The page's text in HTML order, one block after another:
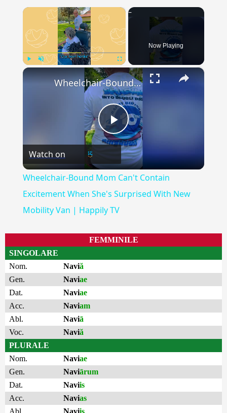
×
Fullscreen
Now Playing
×
Play
Video
Wheelchair-Bound Mom Can't Contain Excitement When She's Surprised With New Mobility Van | Happily TV
Watch on
Wheelchair-Bound Mom Can't Contain
Excitement When She's Surprised With New
Mobility Van | Happily TV
FEMMINILE
SINGOLARE
Nom.
Naviă
Gen.
Naviae
Dat.
Naviae
Acc.
Naviam
Abl.
Naviā
Voc.
Naviă
PLURALE
Nom.
Naviae
Gen.
Naviārum
Dat.
Naviis
Acc.
Navias